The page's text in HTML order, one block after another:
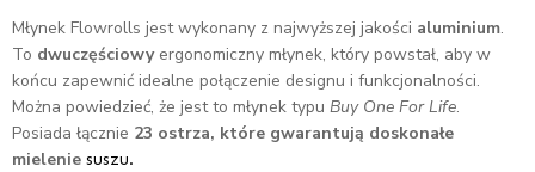
Młynek Flowrolls jest wykonany z najwyższej jakości aluminium.
To dwuczęściowyergonomiczny młynek, który powstał, aby w
końcu zapewnić idealne połączenie designu i funkcjonalności.
Można powiedzieć, że jest to młynek typu Buy One For Life.
Posiada łącznie 23 ostrza, które gwarantują doskonałe
mielenie suszu.